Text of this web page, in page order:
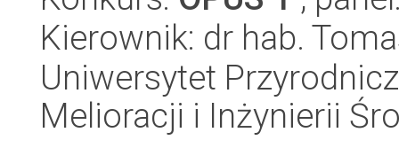
Kierownik: dr hab.
Uniwersytet
Melioracji i Inżynierii